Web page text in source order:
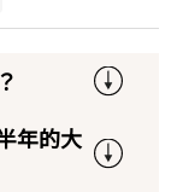
年的大